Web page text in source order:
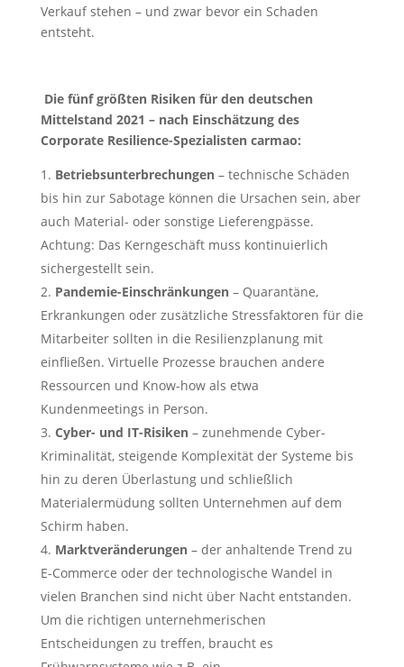
Verkauf stehen – und zwar bevor ein Schaden
entsteht.
Die fünf größten Risiken für den deutschen
Mittelstand 2021 – nach Einschätzung des
Corporate Resilience-Spezialisten carmao:
Betriebsunterbrechungen– technische Schäden
bis hin zur Sabotage können die Ursachen sein, aber
auch Material- oder sonstige Lieferengpässe.
Achtung: Das Kerngeschäft muss kontinuierlich
sichergestellt sein.
Pandemie-Einschränkungen– Quarantäne,
Erkrankungen oder zusätzliche Stressfaktoren für die
Mitarbeiter sollten in die Resilienzplanung mit
einfließen. Virtuelle Prozesse brauchen andere
Ressourcen und Know-how als etwa
Kundenmeetings in Person.
Cyber- und IT-Risiken– zunehmende Cyber-
Kriminalität, steigende Komplexität der Systeme bis
hin zu deren Überlastung und schließlich
Materialermüdung sollten Unternehmen auf dem
Schirm haben.
Marktveränderungen– der anhaltende Trend zu
E-Commerce oder der technologische Wandel in
vielen Branchen sind nicht über Nacht entstanden.
Um die richtigen unternehmerischen
Entscheidungen zu treffen, braucht es